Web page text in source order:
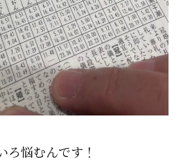
ろ悩むんです！